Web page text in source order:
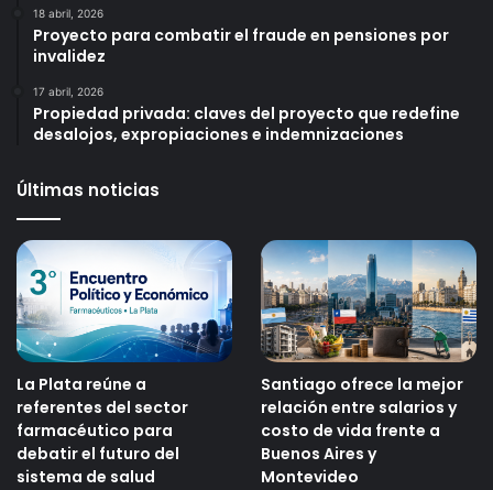
18 abril, 2026
Proyecto para combatir el fraude en pensiones por
invalidez
17 abril, 2026
Propiedad privada: claves del proyecto que redefine
desalojos, expropiaciones e indemnizaciones
Últimas noticias
La Plata reúne a
referentes del sector
farmacéutico para
debatir el futuro del
sistema de salud
Santiago ofrece la mejor
relación entre salarios y
costo de vida frente a
Buenos Aires y
Montevideo